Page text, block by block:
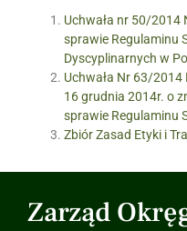
Uchwała nr 50/2014
sprawie Regulaminu
Dyscyplinarnych w
Uchwała Nr 63/2014
16 grudnia 2014r. o
sprawie Regulaminu
Zbiór Zasad Etyki i
Zarząd